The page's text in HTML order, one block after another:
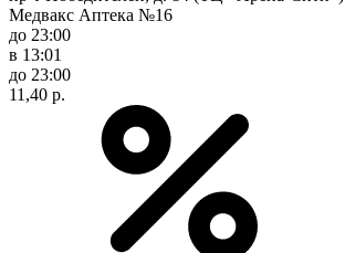
Медвакс Аптека №16
до 23:00
в 13:01
до 23:00
11,40 р.